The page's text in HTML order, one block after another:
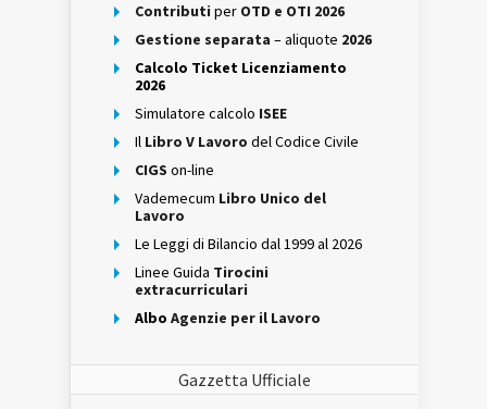
Contributi per OTD e OTI 2026
Gestione separata – aliquote 2026
Calcolo Ticket Licenziamento
2026
Simulatore calcolo ISEE
Il Libro V Lavoro del Codice Civile
CIGS on-line
Vademecum Libro Unico del
Lavoro
Le Leggi di Bilancio dal 1999 al 2026
Linee Guida Tirocini
extracurriculari
Albo Agenzie per il Lavoro
Gazzetta Ufficiale